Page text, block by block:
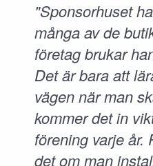
"Sponsorhuset
många av de
företag brukar
Det är bara att
vägen när man
kommer det in
förening varje år.
det om man